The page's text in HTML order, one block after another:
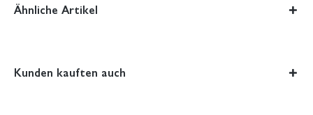
Ähnliche Artikel
Kunden kauften auch